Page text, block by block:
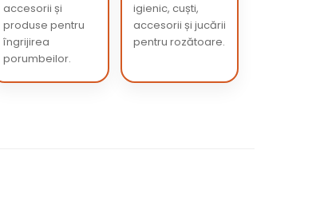
accesorii și
produse pentru
îngrijirea
porumbeilor.
igienic, cuști,
accesorii și jucării
pentru rozătoare.